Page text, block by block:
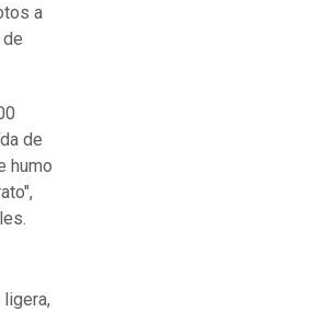
a
de
humo